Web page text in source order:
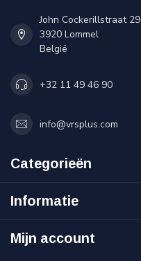
John Cockerillstraat 29
3920 Lommel
België
+32 11 49 46 90
info@vrsplus.com
Categorieën
Informatie
Mijn account